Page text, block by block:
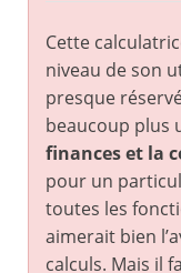
Cette
niveau de son
presque
beaucoup plus
finances et la
pour un
toutes les
aimerait bien
calculs. Mais il